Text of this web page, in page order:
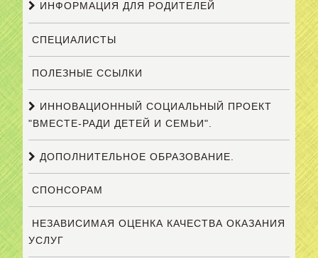
ИНФОРМАЦИЯ ДЛЯ РОДИТЕЛЕЙ
СПЕЦИАЛИСТЫ
ПОЛЕЗНЫЕ ССЫЛКИ
ИННОВАЦИОННЫЙ СОЦИАЛЬНЫЙ ПРОЕКТ
"ВМЕСТЕ-РАДИ ДЕТЕЙ И СЕМЬИ".
ДОПОЛНИТЕЛЬНОЕ ОБРАЗОВАНИЕ.
СПОНСОРАМ
НЕЗАВИСИМАЯ ОЦЕНКА КАЧЕСТВА ОКАЗАНИЯ
УСЛУГ